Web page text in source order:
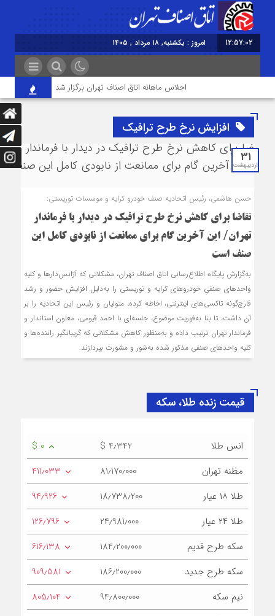
12:57:02 امروز : یکشنبه, ۱۸ مرداد , ۱۴۰۵
اجلاس ماهانه اتاق اصناف تهران برگزار شد
افزایش نرخ طرح ترافیک
31
اردیبهشت
حسن هاشمی، رئیس اتحادیه صنف خودرو کرایه و موسسات توریستی:
تقاضا برای کاهش نرخ طرح ترافیک در دیدار با فرماندار
تهران/ این آخرین گام برای ممانعت از نابودی کامل این
صنف است
به‌گزارش پایگاه اطلاع‌رسانی اتاق اصناف تهران، مشکلاتی که آژانس‌دارها و کلیه
واحدهای صنفیِ خودروهای کرایه و توریستی را به‌دلیل افزایش حضور و رشد
قارچ‌گونه تاکسی‌های اینترنتی، احاطه کرده، متولیان و رئیس این اتحادیه را بر
آن داشت، تا بنا به‌فوریت موضوع، جلسه‌ای با احمد قیومی، معاون استاندار و
فرماندار تهران ترتیب داده و به‌منظور کاهش مشکلاتی که گریبانگیر راننده‌ها و
کلیه واحدهای صنفی مذکور شده به‌شور و مشورت بپردازند.
قیمت زنده طلا، سکه
انس طلا $ 4٫342
$ 0
مظنه تهران
81٫170٫000
411٫033
طلا ۱۸ عیار
18٫738٫200
94٫926
طلا ۲۴ عیار
24٫981٫000
126٫796
سکه طرح قدیم
184٫200٫000
616٫138
سکه طرح جدید
186٫200٫000
909٫581
نیم سکه
94٫800٫000
805٫104